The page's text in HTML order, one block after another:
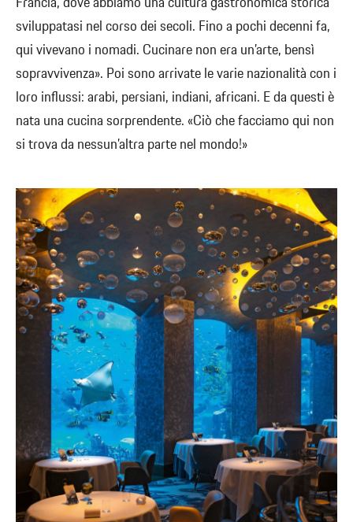
sviluppatasi nel corso dei secoli. Fino a pochi decenni fa,
qui vivevano i nomadi. Cucinare non era un’arte, bensì
sopravvivenza». Poi sono arrivate le varie nazionalità con i
loro influssi: arabi, persiani, indiani, africani. E da questi è
nata una cucina sorprendente. «Ciò che facciamo qui non
si trova da nessun’altra parte nel mondo!»